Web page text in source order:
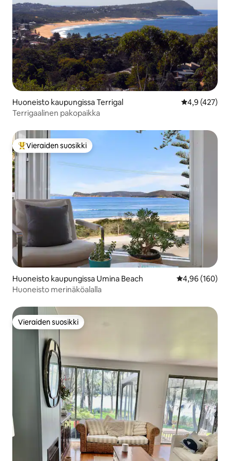
Huoneisto kaupungissa Terrigal
4,9 (427)
Terrigaalinen pakopaikka
Vieraiden suosikkien parhaimmistoa
Vieraiden suosikki
Huoneisto kaupungissa Umina Beach
4,96 (160)
Huoneisto merinäköalalla
Vieraiden suosikki
Vieraiden suosikki